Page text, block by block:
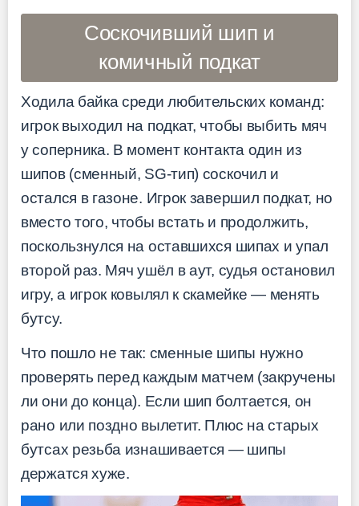
Соскочивший шип и
комичный подкат
Ходила байка среди любительских команд:
игрок выходил на подкат, чтобы выбить мяч
у соперника. В момент контакта один из
шипов (сменный, SG-тип) соскочил и
остался в газоне. Игрок завершил подкат, но
вместо того, чтобы встать и продолжить,
поскользнулся на оставшихся шипах и упал
второй раз. Мяч ушёл в аут, судья остановил
игру, а игрок ковылял к скамейке — менять
бутсу.
Что пошло не так: сменные шипы нужно
проверять перед каждым матчем (закручены
ли они до конца). Если шип болтается, он
рано или поздно вылетит. Плюс на старых
бутсах резьба изнашивается — шипы
держатся хуже.